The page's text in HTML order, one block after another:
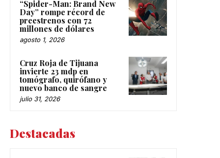
“Spider-Man: Brand New
Day” rompe récord de
preestrenos con 72
millones de dólares
agosto 1, 2026
Cruz Roja de Tijuana
invierte 23 mdp en
tomógrafo, quirófano y
nuevo banco de sangre
julio 31, 2026
Destacadas